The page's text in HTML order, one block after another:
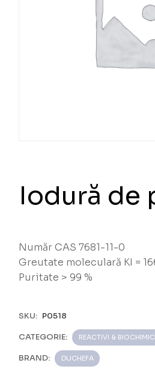
Iodură de
Număr CAS 7681-11-0
Greutate moleculară KI =
Puritate > 99 %
SKU: P0518
CATEGORIE: REACTIVI &
BRAND: DUCHEFA